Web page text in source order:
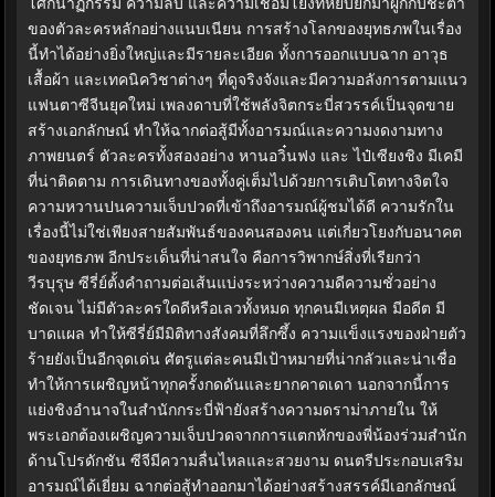
โศกนาฏกรรม ความลับ และความเชื่อมโยงที่หยิบยกมาผูกกับชะตา
ของตัวละครหลักอย่างแนบเนียน การสร้างโลกของยุทธภพในเรื่อง
นี้ทำได้อย่างยิ่งใหญ่และมีรายละเอียด ทั้งการออกแบบฉาก อาวุธ
เสื้อผ้า และเทคนิควิชาต่างๆ ที่ดูจริงจังและมีความอลังการตามแนว
แฟนตาซีจีนยุคใหม่ เพลงดาบที่ใช้พลังจิตกระบี่สวรรค์เป็นจุดขาย
สร้างเอกลักษณ์ ทำให้ฉากต่อสู้มีทั้งอารมณ์และความงดงามทาง
ภาพยนตร์ ตัวละครทั้งสองอย่าง หานอวิ๋นฟง และ ไป๋เซียงชิง มีเคมี
ที่น่าติดตาม การเดินทางของทั้งคู่เต็มไปด้วยการเติบโตทางจิตใจ
ความหวานปนความเจ็บปวดที่เข้าถึงอารมณ์ผู้ชมได้ดี ความรักใน
เรื่องนี้ไม่ใช่เพียงสายสัมพันธ์ของคนสองคน แต่เกี่ยวโยงกับอนาคต
ของยุทธภพ อีกประเด็นที่น่าสนใจ คือการวิพากษ์สิ่งที่เรียกว่า
วีรบุรุษ ซีรี่ย์ตั้งคำถามต่อเส้นแบ่งระหว่างความดีความชั่วอย่าง
ชัดเจน ไม่มีตัวละครใดดีหรือเลวทั้งหมด ทุกคนมีเหตุผล มีอดีต มี
บาดแผล ทำให้ซีรี่ย์มีมิติทางสังคมที่ลึกซึ้ง ความแข็งแรงของฝ่ายตัว
ร้ายยังเป็นอีกจุดเด่น ศัตรูแต่ละคนมีเป้าหมายที่น่ากลัวและน่าเชื่อ
ทำให้การเผชิญหน้าทุกครั้งกดดันและยากคาดเดา นอกจากนี้การ
แย่งชิงอำนาจในสำนักกระบี่ฟ้ายังสร้างความดราม่าภายใน ให้
พระเอกต้องเผชิญความเจ็บปวดจากการแตกหักของพี่น้องร่วมสำนัก
ด้านโปรดักชัน ซีจีมีความลื่นไหลและสวยงาม ดนตรีประกอบเสริม
อารมณ์ได้เยี่ยม ฉากต่อสู้ทำออกมาได้อย่างสร้างสรรค์มีเอกลักษณ์